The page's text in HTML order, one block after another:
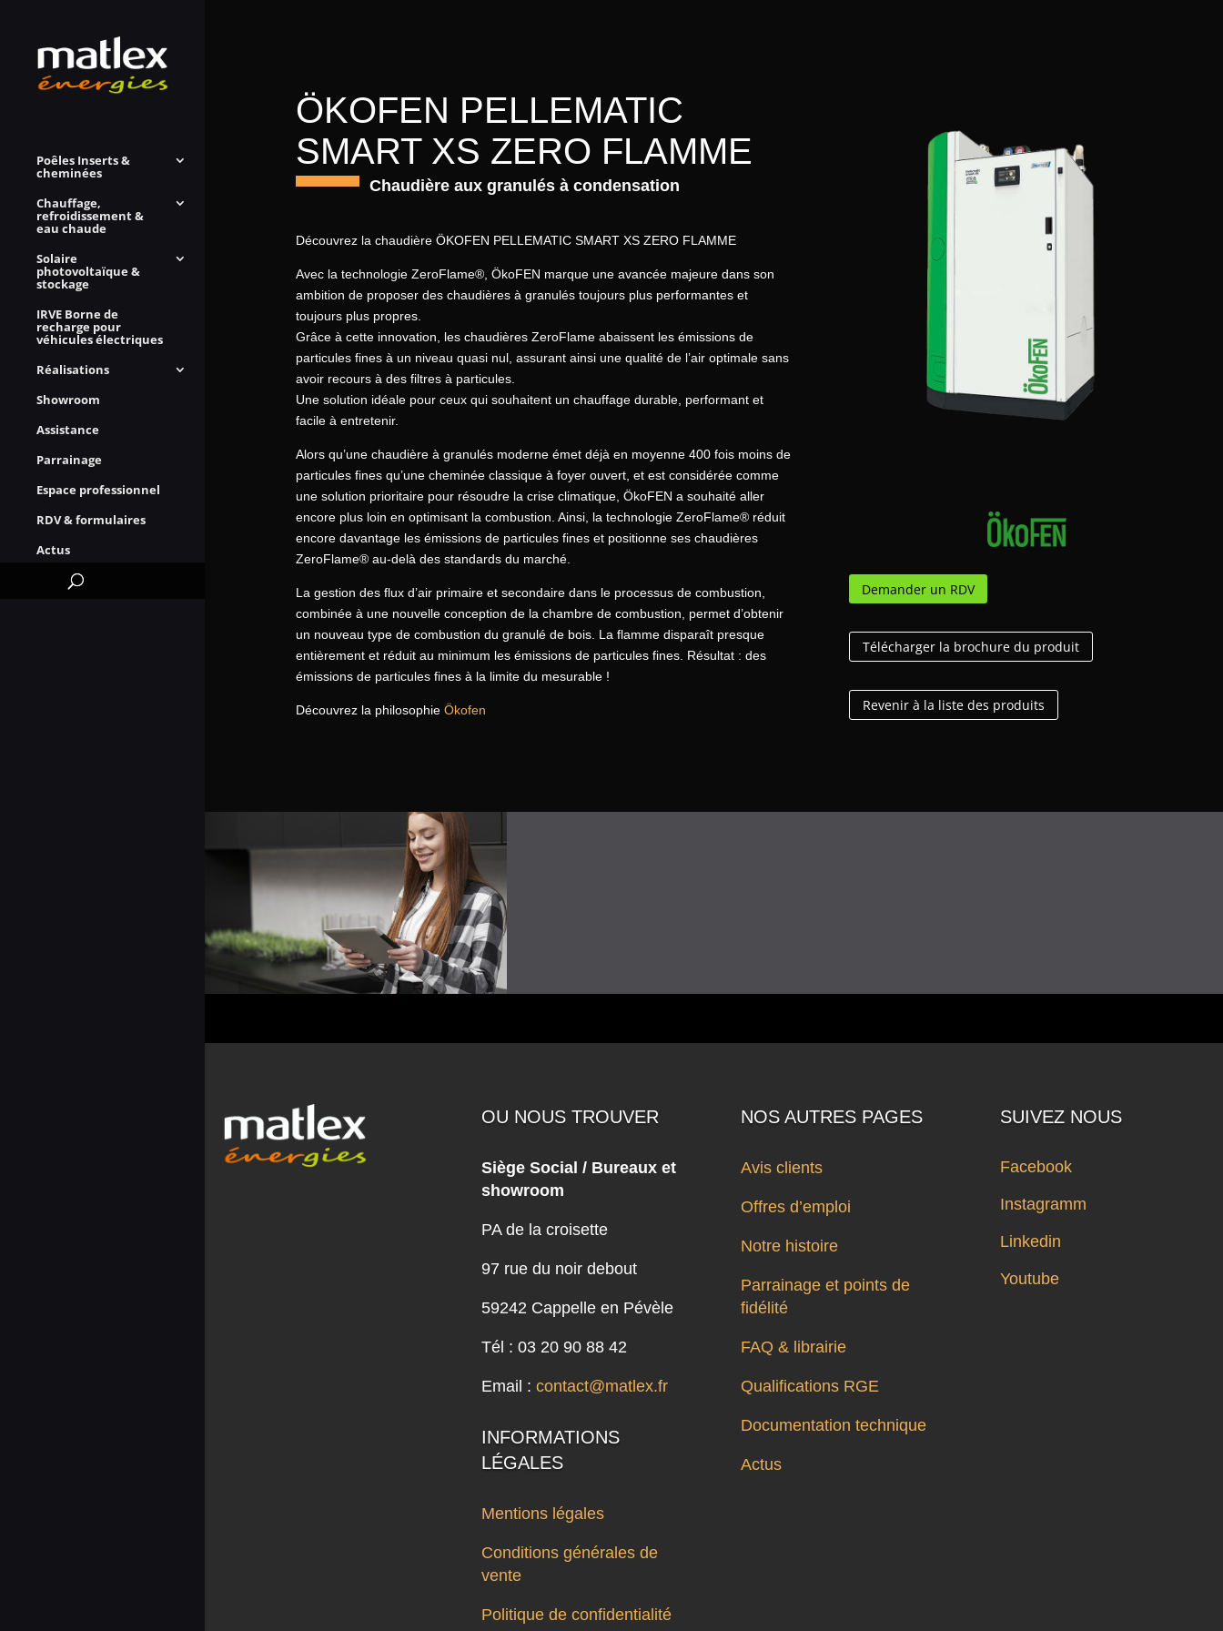
Poêles Inserts &
cheminées
Chauffage,
refroidissement &
eau chaude
Solaire
photovoltaïque &
stockage
IRVE Borne de
recharge pour
véhicules électriques
Réalisations
Showroom
Assistance
Parrainage
Espace professionnel
RDV & formulaires
Actus
ÖKOFEN PELLEMATIC
SMART XS ZERO FLAMME
Chaudière aux granulés à condensation
Découvrez la chaudière ÖKOFEN PELLEMATIC SMART XS ZERO FLAMME
Avec la technologie ZeroFlame®, ÖkoFEN marque une avancée majeure dans son
ambition de proposer des chaudières à granulés toujours plus performantes et
toujours plus propres.
Grâce à cette innovation, les chaudières ZeroFlame abaissent les émissions de
particules fines à un niveau quasi nul, assurant ainsi une qualité de l’air optimale sans
avoir recours à des filtres à particules.
Une solution idéale pour ceux qui souhaitent un chauffage durable, performant et
facile à entretenir.
Alors qu’une chaudière à granulés moderne émet déjà en moyenne 400 fois moins de
particules fines qu’une cheminée classique à foyer ouvert, et est considérée comme
une solution prioritaire pour résoudre la crise climatique, ÖkoFEN a souhaité aller
encore plus loin en optimisant la combustion. Ainsi, la technologie ZeroFlame® réduit
encore davantage les émissions de particules fines et positionne ses chaudières
ZeroFlame® au-delà des standards du marché.
La gestion des flux d’air primaire et secondaire dans le processus de combustion,
combinée à une nouvelle conception de la chambre de combustion, permet d’obtenir
un nouveau type de combustion du granulé de bois. La flamme disparaît presque
entièrement et réduit au minimum les émissions de particules fines. Résultat : des
émissions de particules fines à la limite du mesurable !
Découvrez la philosophie Ökofen
Demander un RDV
Télécharger la brochure du produit
Revenir à la liste des produits
OU NOUS TROUVER
Siège Social / Bureaux et
showroom
PA de la croisette
97 rue du noir debout
59242 Cappelle en Pévèle
Tél : 03 20 90 88 42
Email :contact@matlex.fr
INFORMATIONS
LÉGALES
Mentions légales
Conditions générales de
vente
Politique de confidentialité
NOS AUTRES PAGES
Avis clients
Offres d’emploi
Notre histoire
Parrainage et points de
fidélité
FAQ & librairie
Qualifications RGE
Documentation technique
Actus
SUIVEZ NOUS
Facebook
Instagramm
Linkedin
Youtube